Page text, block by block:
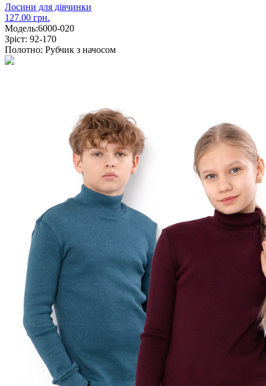
Лосини для дівчинки
127.00 грн.
Модель:6000-020
Зріст: 92-170
Полотно: Рубчик з начосом